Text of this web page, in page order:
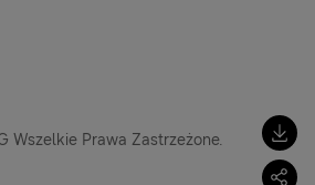
Wszelkie Prawa Zastrzeżone.